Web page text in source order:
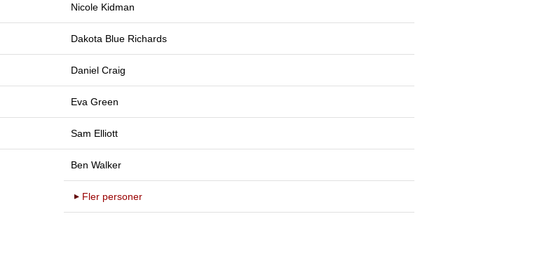
Nicole Kidman
Dakota Blue Richards
Daniel Craig
Eva Green
Sam Elliott
Ben Walker
Fler personer